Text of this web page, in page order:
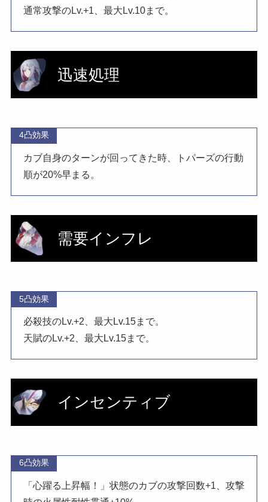
通常攻撃のLv.+1、最大Lv.10まで。
迅速処理
4凸効果
カブ自身のターンが回ってきた時、トパーズの行動
順が20%早まる。
需要インフレ
5凸効果
必殺技のLv.+2、最大Lv.15まで。
天賦のLv.+2、最大Lv.15まで。
インセンティブ
6凸効果
「心躍る上昇幅！」状態のカブの攻撃回数+1、攻撃